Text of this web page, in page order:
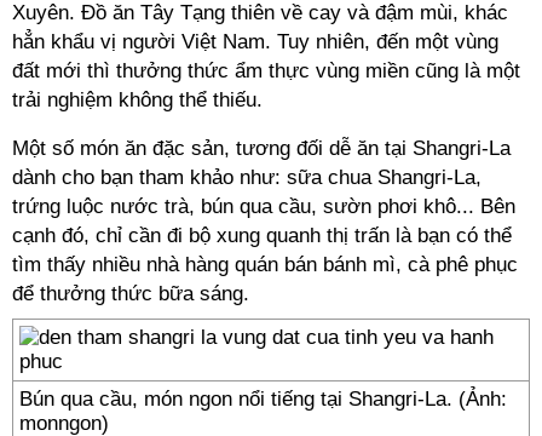
Xuyên. Đồ ăn Tây Tạng thiên về cay và đậm mùi, khác
hẳn khẩu vị người Việt Nam. Tuy nhiên, đến một vùng
đất mới thì thưởng thức ẩm thực vùng miền cũng là một
trải nghiệm không thể thiếu.
Một số món ăn đặc sản, tương đối dễ ăn tại Shangri-La
dành cho bạn tham khảo như: sữa chua Shangri-La,
trứng luộc nước trà, bún qua cầu, sườn phơi khô... Bên
cạnh đó, chỉ cần đi bộ xung quanh thị trấn là bạn có thể
tìm thấy nhiều nhà hàng quán bán bánh mì, cà phê phục
để thưởng thức bữa sáng.
Bún qua cầu, món ngon nổi tiếng tại Shangri-La. (Ảnh:
monngon)